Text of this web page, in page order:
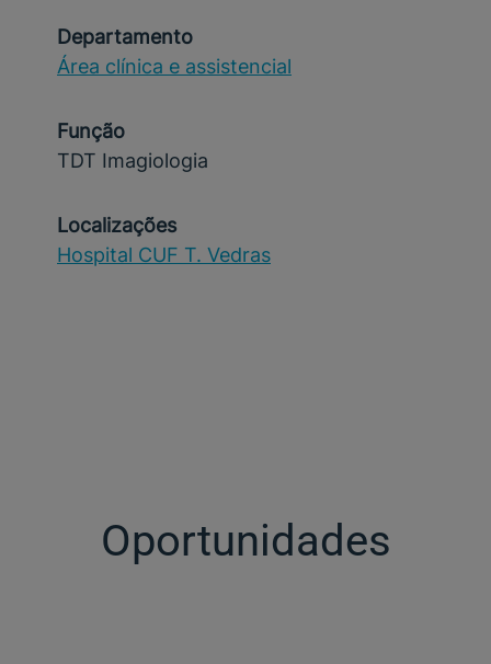
Departamento
Área clínica e assistencial
Função
TDT Imagiologia
Localizações
Hospital CUF T. Vedras
Oportunidades